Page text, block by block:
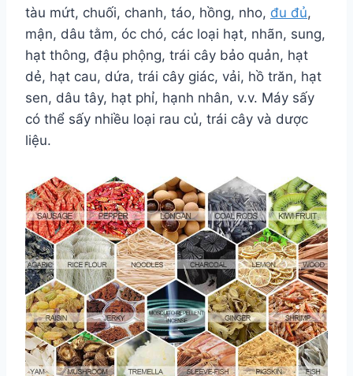
tàu mứt, chuối, chanh, táo, hồng, nho, đu đủ,
mận, dâu tằm, óc chó, các loại hạt, nhãn, sung,
hạt thông, đậu phộng, trái cây bảo quản, hạt
dẻ, hạt cau, dứa, trái cây giác, vải, hồ trăn, hạt
sen, dâu tây, hạt phỉ, hạnh nhân, v.v. Máy sấy
có thể sấy nhiều loại rau củ, trái cây và dược
liệu.